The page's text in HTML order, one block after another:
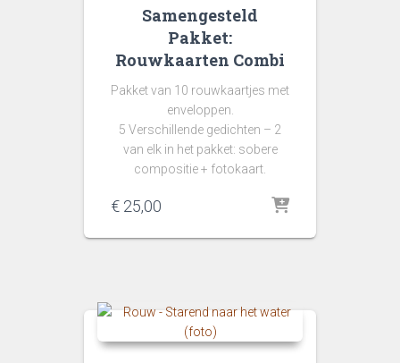
Samengesteld
Pakket:
Rouwkaarten Combi
Pakket van 10 rouwkaartjes met
enveloppen.
5 Verschillende gedichten – 2
van elk in het pakket: sobere
compositie + fotokaart.
€ 25,00